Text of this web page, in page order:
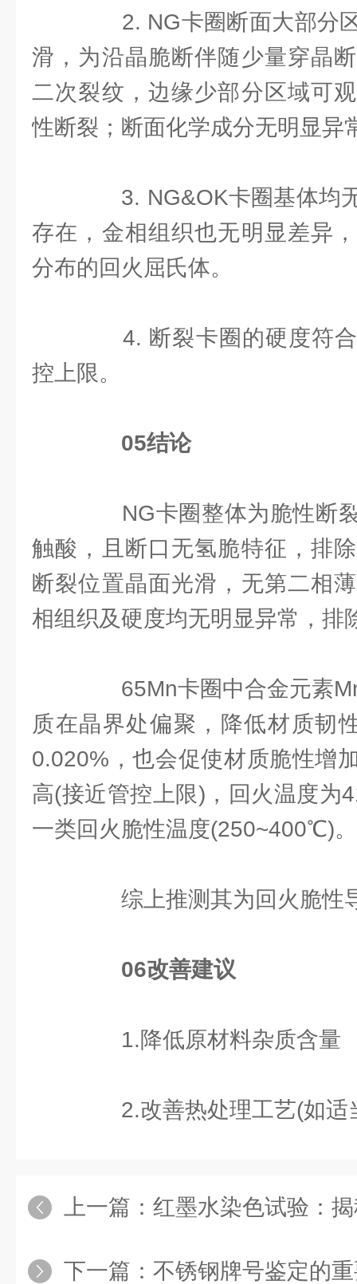
2. NG卡圈断面大部分区
滑，为沿晶脆断伴随少量穿晶
二次裂纹，边缘少部分区域可
性断裂；断面化学成分无明显异
3. NG&OK卡圈基体均
存在，金相组织也无明显差异
分布的回火屈氏体。
4. 断裂卡圈的硬度符合
控上限。
05结论
NG卡圈整体为脆性断裂
触酸，且断口无氢脆特征，排
断裂位置晶面光滑，无第二相
相组织及硬度均无明显异常，排
65Mn卡圈中合金元素
质在晶界处偏聚，降低材质韧
0.020%，也会促使材质脆性增
高(接近管控上限)，回火温度
一类回火脆性温度(250~400℃)。
综上推测其为回火脆性
06改善建议
1.降低原材料杂质含量
2.改善热处理工艺(如适
上一篇： 红墨水染色试验：揭
下一篇： 不锈钢牌号鉴定的